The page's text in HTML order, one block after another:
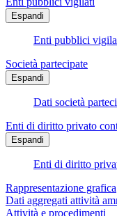
Espandi
Enti pubblici
Società partecipate
Espandi
Dati società
Enti di diritto privato
Espandi
Enti di diritto
Rappresentazione grafica
Dati aggregati attività
Attività e procedimenti